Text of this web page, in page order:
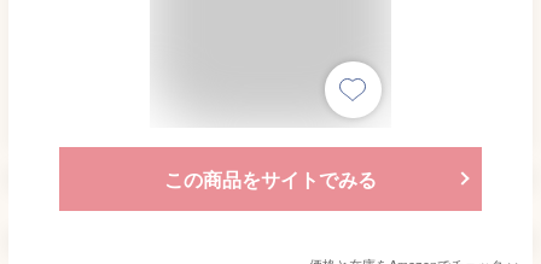
この商品をサイトでみる